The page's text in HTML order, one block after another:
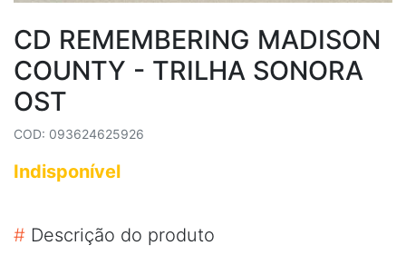
CD REMEMBERING MADISON
COUNTY - TRILHA SONORA
OST
COD: 093624625926
Indisponível
# Descrição do produto